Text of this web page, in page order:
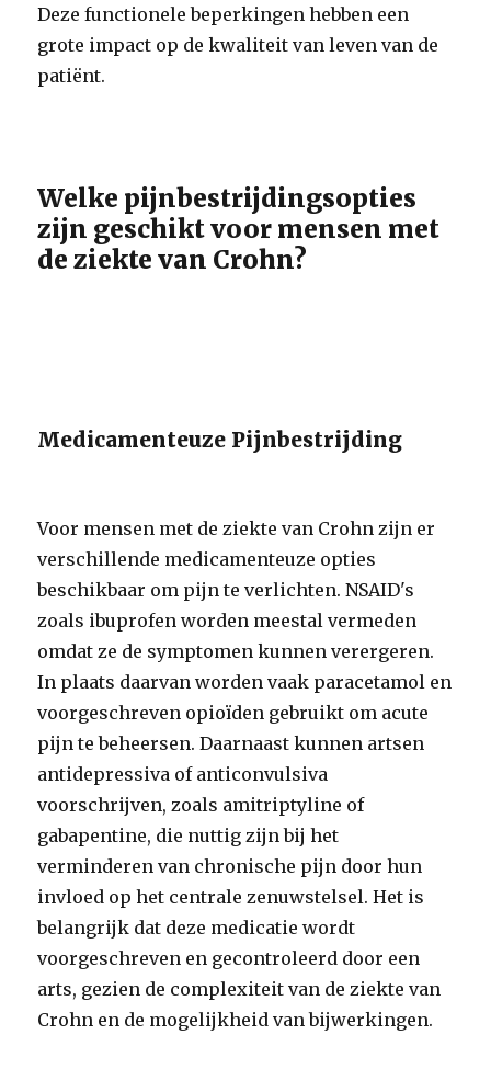
Deze functionele beperkingen hebben een
grote impact op de kwaliteit van leven van de
patiënt.
Welke pijnbestrijdingsopties
zijn geschikt voor mensen met
de ziekte van Crohn?
Medicamenteuze Pijnbestrijding
Voor mensen met de ziekte van Crohn zijn er
verschillende medicamenteuze opties
beschikbaar om pijn te verlichten. NSAID's
zoals ibuprofen worden meestal vermeden
omdat ze de symptomen kunnen verergeren.
In plaats daarvan worden vaak paracetamol en
voorgeschreven opioïden gebruikt om acute
pijn te beheersen. Daarnaast kunnen artsen
antidepressiva of anticonvulsiva
voorschrijven, zoals amitriptyline of
gabapentine, die nuttig zijn bij het
verminderen van chronische pijn door hun
invloed op het centrale zenuwstelsel. Het is
belangrijk dat deze medicatie wordt
voorgeschreven en gecontroleerd door een
arts, gezien de complexiteit van de ziekte van
Crohn en de mogelijkheid van bijwerkingen.